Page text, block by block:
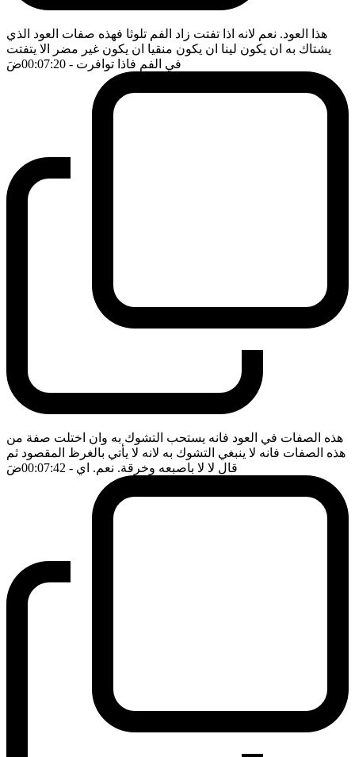
هذا العود. نعم لانه اذا تفتت زاد الفم تلوثا فهذه صفات العود الذي
يشتاك به ان يكون لينا ان يكون منقيا ان يكون غير مضر الا يتفتت
في الفم فاذا توافرت - 00:07:20 ضَ
هذه الصفات في العود فانه يستحب التشوك به وان اختلت صفة من
هذه الصفات فانه لا ينبغي التشوك به لانه لا يأتي بالغرظ المقصود ثم
قال لا لا باصبعه وخرقة. نعم. اي - 00:07:42 ضَ